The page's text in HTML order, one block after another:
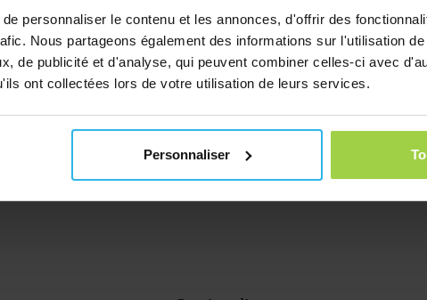
personnaliser le contenu et les annonces, d'offrir des
Nous partageons également des informations sur l'utilisation
de publicité et d'analyse, qui peuvent combiner celles-ci avec
ont collectées lors de votre utilisation de leurs services.
Personnaliser